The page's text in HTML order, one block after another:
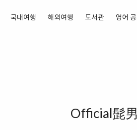
국내여행 해외여행 도서관 영어
Official髭